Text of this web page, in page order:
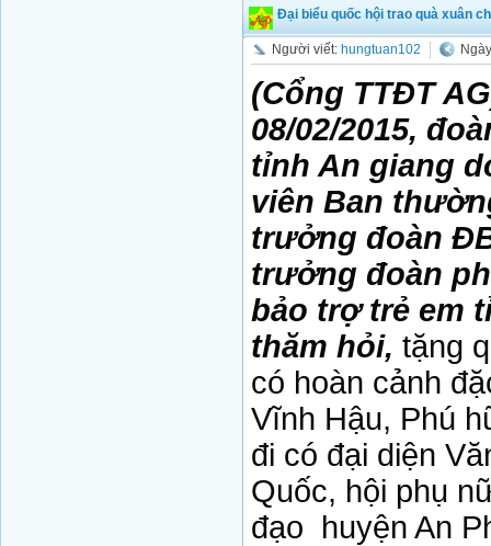
Đại biểu quốc hội trao quà xuân
Người viết: hungtuan102
(Cổng TTĐT
08/02/2015,
tỉnh An giang
viên Ban
trưởng đoàn
trưởng đoàn
bảo trợ trẻ em
thăm hỏi, tặng
có hoàn cảnh
Vĩnh Hậu, Phú
đi có đại diện
Quốc, hội phụ
đạo huyện An